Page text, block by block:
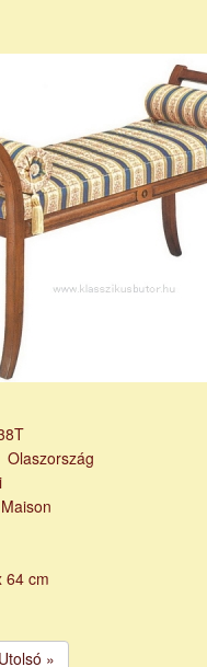
Olaszország
64 cm
Utolsó
Utolsó »